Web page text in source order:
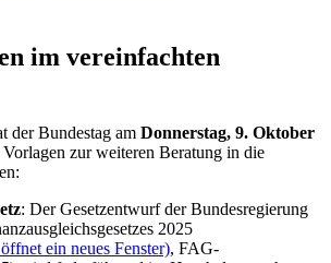
im vereinfachten
der Bundestag am Donnerstag, 9. Oktober
zur weiteren Beratung in die
: Der Gesetzentwurf der Bundesregierung
2025
ein neues Fenster), FAG-